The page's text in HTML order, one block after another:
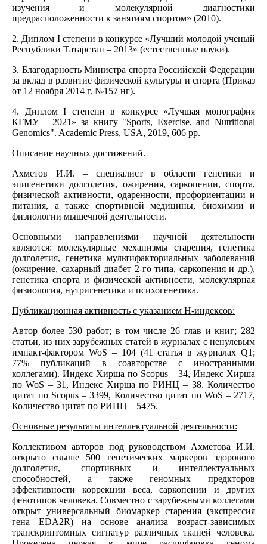
изучения и молекулярной диагностики
предрасположенности к занятиям спортом» (2010).
2. Диплом I степени в конкурсе «Лучший молодой ученый
Республики Татарстан – 2013» (естественные науки).
3. Благодарность Министра спорта Российской Федерации
за вклад в развитие физической культуры и спорта (Приказ
от 12 ноября 2014 г. №157 нг).
4. Диплом I степени в конкурсе «Лучшая монография
КГМУ – 2021» за книгу "Sports, Exercise, and Nutritional
Genomics". Academic Press, USA, 2019, 606 pp.
Описание научных достижений.
Ахметов И.И. – специалист в области генетики и
эпигенетики долголетия, ожирения, саркопении, спорта,
физической активности, одаренности, профориентации и
питания, а также спортивной медицины, биохимии и
физиологии мышечной деятельности.
Основными направлениями научной деятельности
являются: молекулярные механизмы старения, генетика
долголетия, генетика мультифакториальных заболеваний
(ожирение, сахарный диабет 2-го типа, саркопения и др.),
генетика спорта и физической активности, молекулярная
физиология, нутригенетика и психогенетика.
Публикационная активность с указанием Н-индексов:
Автор более 530 работ; в том числе 26 глав и книг; 282
статьи, из них зарубежных статей в журналах с ненулевым
импакт-фактором WoS – 104 (41 статья в журналах Q1;
77% публикаций в соавторстве с иностранными
коллегами). Индекс Хирша по Scopus – 34, Индекс Хирша
по WoS – 31, Индекс Хирша по РИНЦ – 38. Количество
цитат по Scopus – 3399, Количество цитат по WoS – 2717,
Количество цитат по РИНЦ – 5475.
Основные результаты интеллектуальной деятельности:
Коллективом авторов под руководством Ахметова И.И.
открыто свыше 500 генетических маркеров здорового
долголетия, спортивных и интеллектуальных
способностей, а также геномных предкторов
эффективности коррекции веса, саркопении и других
фенотипов человека. Совместно с зарубежными коллегами
открыт универсальный биомаркер старения (экспрессия
гена EDA2R) на основе анализа возраст-зависимых
транскриптомных сигнатур различных тканей человека.